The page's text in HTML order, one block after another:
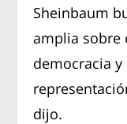
Sheinbaum
amplia sobre
democracia
dijo.